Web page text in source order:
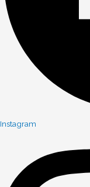
Instagram